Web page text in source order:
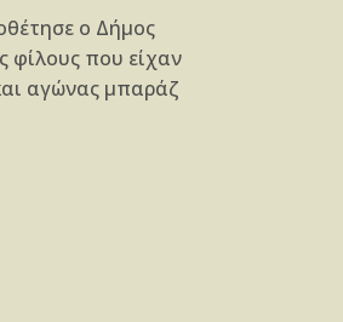
ο Δήμος
φίλους που είχαν
αγώνας μπαράζ